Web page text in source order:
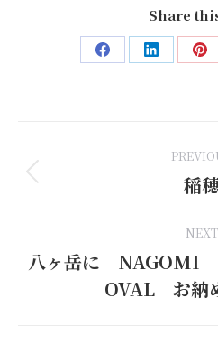
Share
Share Share
navigation
稲
NEXT
八ヶ岳に NAGOMI
OVAL お納